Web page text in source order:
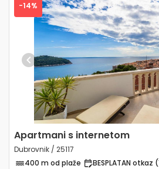
Previous
-14%
Apartmani s internetom
Dubrovnik / 25117
400 m od plaže
BESPLATAN